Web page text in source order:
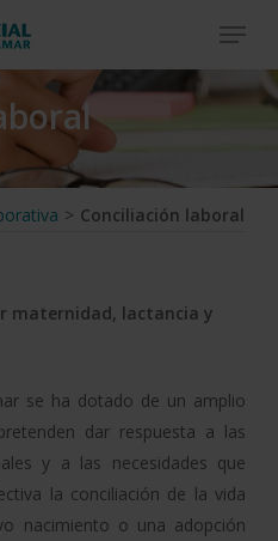
Menu
> Conciliación laboral
maternidad, lactancia y
se ha dotado de un amplio
dar respuesta a las
y a las necesidades que
la conciliación de la vida
nacimiento o una adopción
Menu